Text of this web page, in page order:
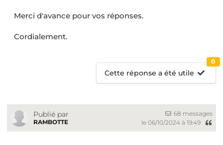
Merci d'avance pour vos réponses.
Cordialement.
Cette réponse a été utile
0
Publié par
RAMBOTTE
68 messages
le 06/10/2024 à 19:49